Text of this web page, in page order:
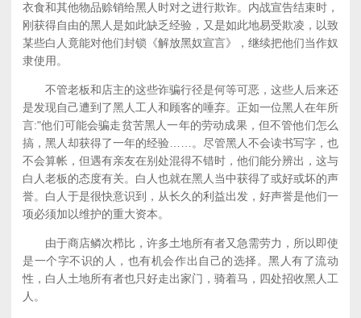
衣食和其他物品赊销给黑人时对之进行欺诈。内战宣告结束时，
刚获得自由的黑人是如此缺乏经验，又是如此地易受欺凌，以致
某些白人竟能对他们封锁《解放黑奴宣言》，继续把他们当作奴
隶使用。
不管老板和店主的这些诈骗行径是何等可恶，这些人后来还
是发现自己遭到了黑人工人和顾客的唾弃。正如一位黑人在年所
言:"他们可能会骗走贫苦黑人一年的劳动成果，但不管他们怎么
搞，黑人却获得了一年的经验……。尽管黑人不会读书写字，也
不会算帐，但遇有亲友在别处混得不错时，他们能分辨出，这与
白人老板的态度有关。白人也就在黑人当中获得了或好或坏的声
誉。白人于是很快意识到，从长久的利益出发，好声誉是他们一
项必须加以维护的重大资本。
由于商店鳞次栉比，许多土地所有者又急需劳力，所以即使
是一个字不识的人，也有机会作出自己的选择。黑人有了流动
性，白人土地所有者也只好走出家门，骑着马，四处招收黑人工
人。